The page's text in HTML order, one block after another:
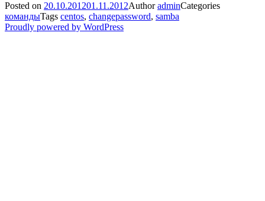
Posted on 20.10.201201.11.2012AuthoradminCategories
командыTags centos, changepassword, samba
Proudly powered by WordPress